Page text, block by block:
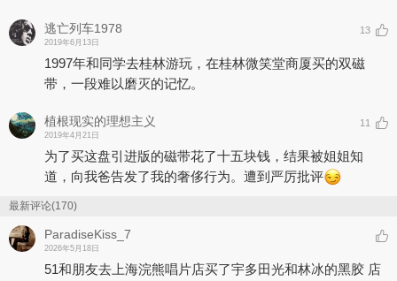
逃亡列车1978
2019年6月13日
13
1997年和同学去桂林游玩，在桂林微笑堂商厦买的双磁
带，一段难以磨灭的记忆。
植根现实的理想主义
2019年4月21日
11
为了买这盘引进版的磁带花了十五块钱，结果被姐姐知
道，向我爸告发了我的奢侈行为。遭到严厉批评
最新评论(170)
ParadiseKiss_7
2026年5月18日
51和朋友去上海浣熊唱片店买了宇多田光和林冰的黑胶 店